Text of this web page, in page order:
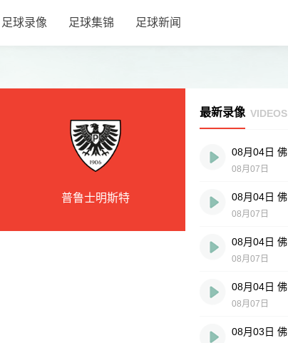
足球录像 足球集锦 足球新闻
普鲁士明斯特
最新录像 VIDEOS
08月07日
08月07日
08月07日
08月07日